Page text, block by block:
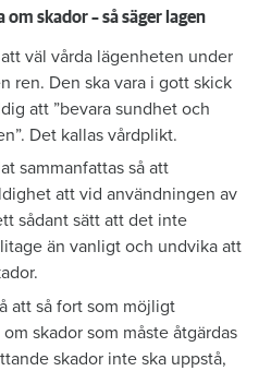
skador – så säger lagen
väl vårda lägenheten under
ren. Den ska vara i gott skick
att ”bevara sundhet och
Det kallas vårdplikt.
sammanfattas så att
att vid användningen av
sådant sätt att det inte
än vanligt och undvika att
att så fort som möjligt
skador som måste åtgärdas
skador inte ska uppstå,